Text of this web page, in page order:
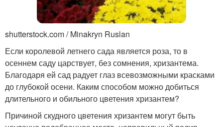
shutterstock.com / Minakryn Ruslan
Если королевой летнего сада является роза, то в
осеннем саду царствует, без сомнения, хризантема.
Благодаря ей сад радует глаз всевозможными красками
до глубокой осени. Каким способом можно добиться
длительного и обильного цветения хризантем?
Причиной скудного цветения хризантем могут быть